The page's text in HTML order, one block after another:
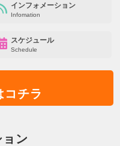
インフォメーション
Infomation
スケジュール
Schedule
コチラ
ン